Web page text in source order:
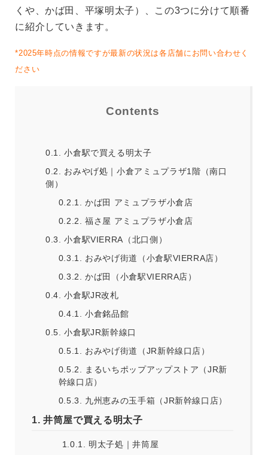
くや、かば田、平塚明太子）、この3つに分けて順番
に紹介していきます。
*2025年時点の情報ですが最新の状況は各店舗にお問い合わせく
ださい
Contents
0.1.
小倉駅で買える明太子
0.2.
おみやげ処｜小倉アミュプラザ1階（南口
側）
0.2.1.
かば田 アミュプラザ小倉店
0.2.2.
福さ屋 アミュプラザ小倉店
0.3.
小倉駅VIERRA（北口側）
0.3.1.
おみやげ街道（小倉駅VIERRA店）
0.3.2.
かば田（小倉駅VIERRA店）
0.4.
小倉駅JR改札
0.4.1.
小倉銘品館
0.5.
小倉駅JR新幹線口
0.5.1.
おみやげ街道（JR新幹線口店）
0.5.2.
まるいちポップアップストア（JR新
幹線口店）
0.5.3.
九州恵みの玉手箱（JR新幹線口店）
1. 井筒屋で買える明太子
1.0.1.
明太子処｜井筒屋